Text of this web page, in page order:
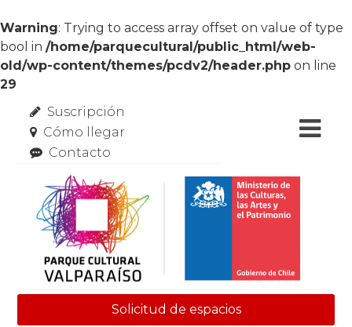
Warning: Trying to access array offset on value of type
bool in /home/parquecultural/public_html/web-
old/wp-content/themes/pcdv2/header.php on line
29
Suscripción
Cómo llegar
Contacto
Solicitud de espacios